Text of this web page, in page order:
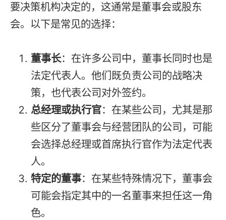
要决策机构决定的，这通常是董事会或股东
会。以下是常见的选择：
董事长：在许多公司中，董事长同时也是
法定代表人。他们既负责公司的战略决
策，也代表公司对外签约。
总经理或执行官：在某些公司，尤其是那
些区分了董事会与经营团队的公司，可能
会选择总经理或首席执行官作为法定代表
人。
特定的董事：在某些特殊情况下，董事会
可能会指定其中的一名董事来担任这一角
色。